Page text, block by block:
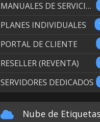
MANUALES DE SERVICIO DE WEB HOSTING
PLANES INDIVIDUALES
PORTAL DE CLIENTE
RESELLER (REVENTA)
SERVIDORES DEDICADOS
Nube de Etiquetas